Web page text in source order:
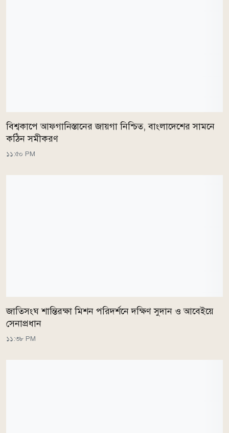
বিশ্বকাপে আফগানিস্তানের জায়গা নিশ্চিত, বাংলাদেশের সামনে
কঠিন সমীকরণ
১১:৫০ PM
জাতিসংঘ শান্তিরক্ষা মিশন পরিদর্শনে দক্ষিণ সুদান ও আবেইয়ে
সেনাপ্রধান
১১:৩৮ PM